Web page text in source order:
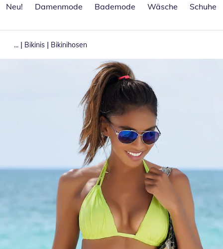
Neu!
Damenmode Bademode Wäsche Schuhe
... | Bikinis | Bikinihosen